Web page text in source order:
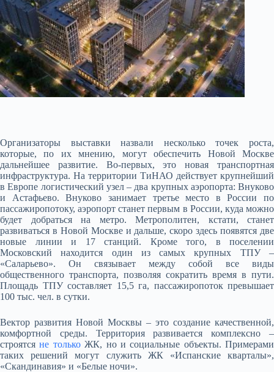
Организаторы выставки назвали несколько точек роста,
которые, по их мнению, могут обеспечить Новой Москве
дальнейшее развитие. Во-первых, это новая транспортная
инфраструктура. На территории ТиНАО действует крупнейший
в Европе логистический узел – два крупных аэропорта: Внуково
и Астафьево. Внуково занимает третье место в России по
пассажиропотоку, аэропорт станет первым в России, куда можно
будет добраться на метро. Метрополитен, кстати, станет
развиваться в Новой Москве и дальше, скоро здесь появятся две
новые линии и 17 станций. Кроме того, в поселении
Московский находится один из самых крупных ТПУ –
«Саларьево». Он связывает между собой все виды
общественного транспорта, позволяя сократить время в пути.
Площадь ТПУ составляет 15,5 га, пассажиропоток превышает
100 тыс. чел. в сутки.
Вектор развития Новой Москвы – это создание качественной,
комфортной среды. Территория развивается комплексно –
строятсяне толькоЖК, но и социальные объекты. Примерами
таких решений могут служить ЖК «Испанские кварталы»,
«Скандинавия» и «Белые ночи».